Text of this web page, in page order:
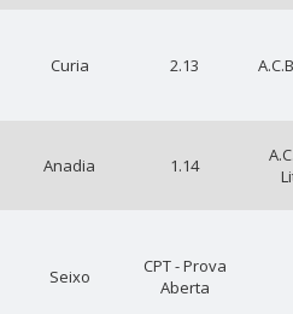
Curia 2.13
Anadia 1.14
Seixo
CPT - Prova
Aberta